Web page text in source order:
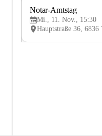
Notar-Amtstag
Mi., 11. Nov., 15:30